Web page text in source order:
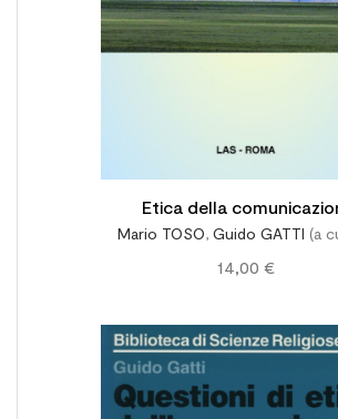
Etica della
Mario TOSO, Guido GATTI (a
14,00 €